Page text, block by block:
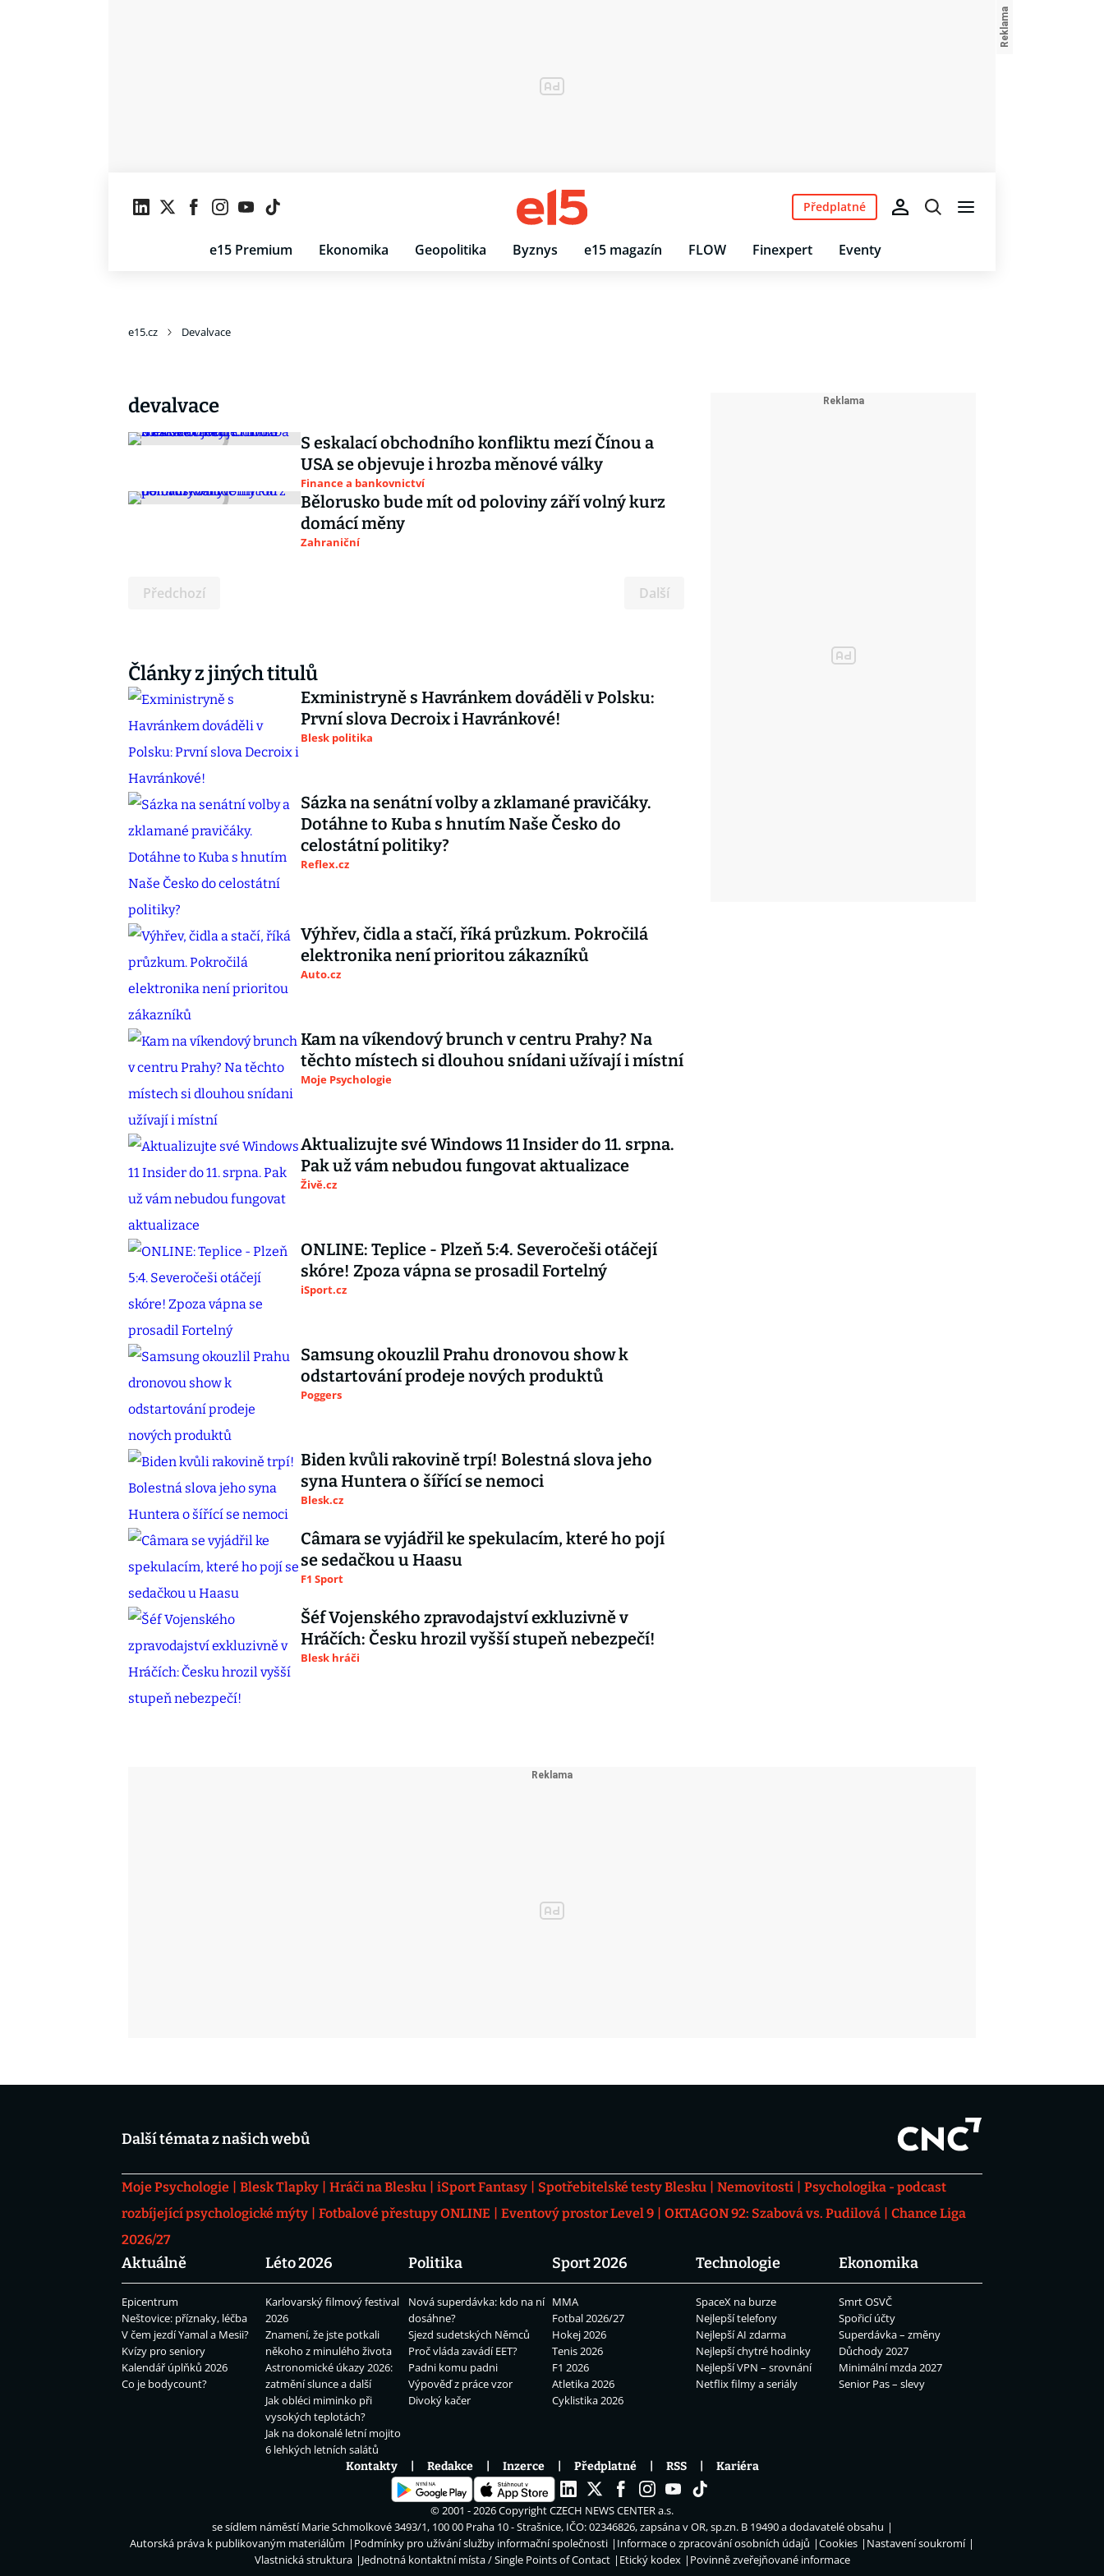
e15 Premium Ekonomika Geopolitika Byznys e15 magazín FLOW Finexpert Eventy
Předplatné
e15.cz Devalvace
devalvace
S eskalací obchodního konfliktu mezí Čínou a
USA se objevuje i hrozba měnové války
Finance a bankovnictví
Bělorusko bude mít od poloviny září volný kurz
domácí měny
Zahraniční
Předchozí Další
Články z jiných titulů
Exministryně s Havránkem dováděli v Polsku:
První slova Decroix i Havránkové!
Blesk politika
Sázka na senátní volby a zklamané pravičáky.
Dotáhne to Kuba s hnutím Naše Česko do
celostátní politiky?
Reflex.cz
Výhřev, čidla a stačí, říká průzkum. Pokročilá
elektronika není prioritou zákazníků
Auto.cz
Kam na víkendový brunch v centru Prahy? Na
těchto místech si dlouhou snídani užívají i místní
Moje Psychologie
Aktualizujte své Windows 11 Insider do 11. srpna.
Pak už vám nebudou fungovat aktualizace
Živě.cz
ONLINE: Teplice - Plzeň 5:4. Severočeši otáčejí
skóre! Zpoza vápna se prosadil Fortelný
iSport.cz
Samsung okouzlil Prahu dronovou show k
odstartování prodeje nových produktů
Poggers
Biden kvůli rakovině trpí! Bolestná slova jeho
syna Huntera o šířící se nemoci
Blesk.cz
Câmara se vyjádřil ke spekulacím, které ho pojí
se sedačkou u Haasu
F1 Sport
Šéf Vojenského zpravodajství exkluzivně v
Hráčích: Česku hrozil vyšší stupeň nebezpečí!
Blesk hráči
Další témata z našich webů
Moje Psychologie Blesk Tlapky Hráči na Blesku iSport Fantasy Spotřebitelské testy Blesku Nemovitosti
Psychologika - podcast
rozbíjející psychologické mýty
Fotbalové přestupy ONLINE Eventový prostor Level 9 OKTAGON 92: Szabová vs. Pudilová
Chance Liga
2026/27
Aktuálně
Epicentrum
Neštovice: příznaky, léčba
V čem jezdí Yamal a Mesii?
Kvízy pro seniory
Kalendář úplňků 2026
Co je bodycount?
Léto 2026
Karlovarský filmový festival
2026
Znamení, že jste potkali
někoho z minulého života
Astronomické úkazy 2026:
zatmění slunce a další
Jak obléci miminko při
vysokých teplotách?
Jak na dokonalé letní mojito
6 lehkých letních salátů
Politika
Nová superdávka: kdo na ní
dosáhne?
Sjezd sudetských Němců
Proč vláda zavádí EET?
Padni komu padni
Výpověď z práce vzor
Divoký kačer
Sport 2026
MMA
Fotbal 2026/27
Hokej 2026
Tenis 2026
F1 2026
Atletika 2026
Cyklistika 2026
Technologie
SpaceX na burze
Nejlepší telefony
Nejlepší AI zdarma
Nejlepší chytré hodinky
Nejlepší VPN – srovnání
Netflix filmy a seriály
Ekonomika
Smrt OSVČ
Spořicí účty
Superdávka – změny
Důchody 2027
Minimální mzda 2027
Senior Pas – slevy
Kontakty Redakce Inzerce Předplatné RSS Kariéra
© 2001 - 2026 CopyrightCZECH NEWS CENTER a.s.
se sídlem náměstí Marie Schmolkové 3493/1, 100 00 Praha 10 - Strašnice, IČO: 02346826, zapsána v OR, sp.zn. B 19490 a dodavatelé obsahu
Autorská práva k publikovaným materiálům
Podmínky pro užívání služby informační společnosti Informace o zpracování osobních údajů Cookies
Nastavení soukromí
Vlastnická struktura
Jednotná kontaktní místa / Single Points of Contact Etický kodex Povinně zveřejňované informace